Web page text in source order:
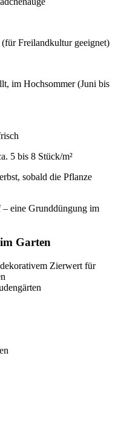
Freilandkultur geeignet)
im Hochsommer (Juni bis
5 bis 8 Stück/m²
sobald die Pflanze
eine Grunddüngung im
Garten
Zierwert für